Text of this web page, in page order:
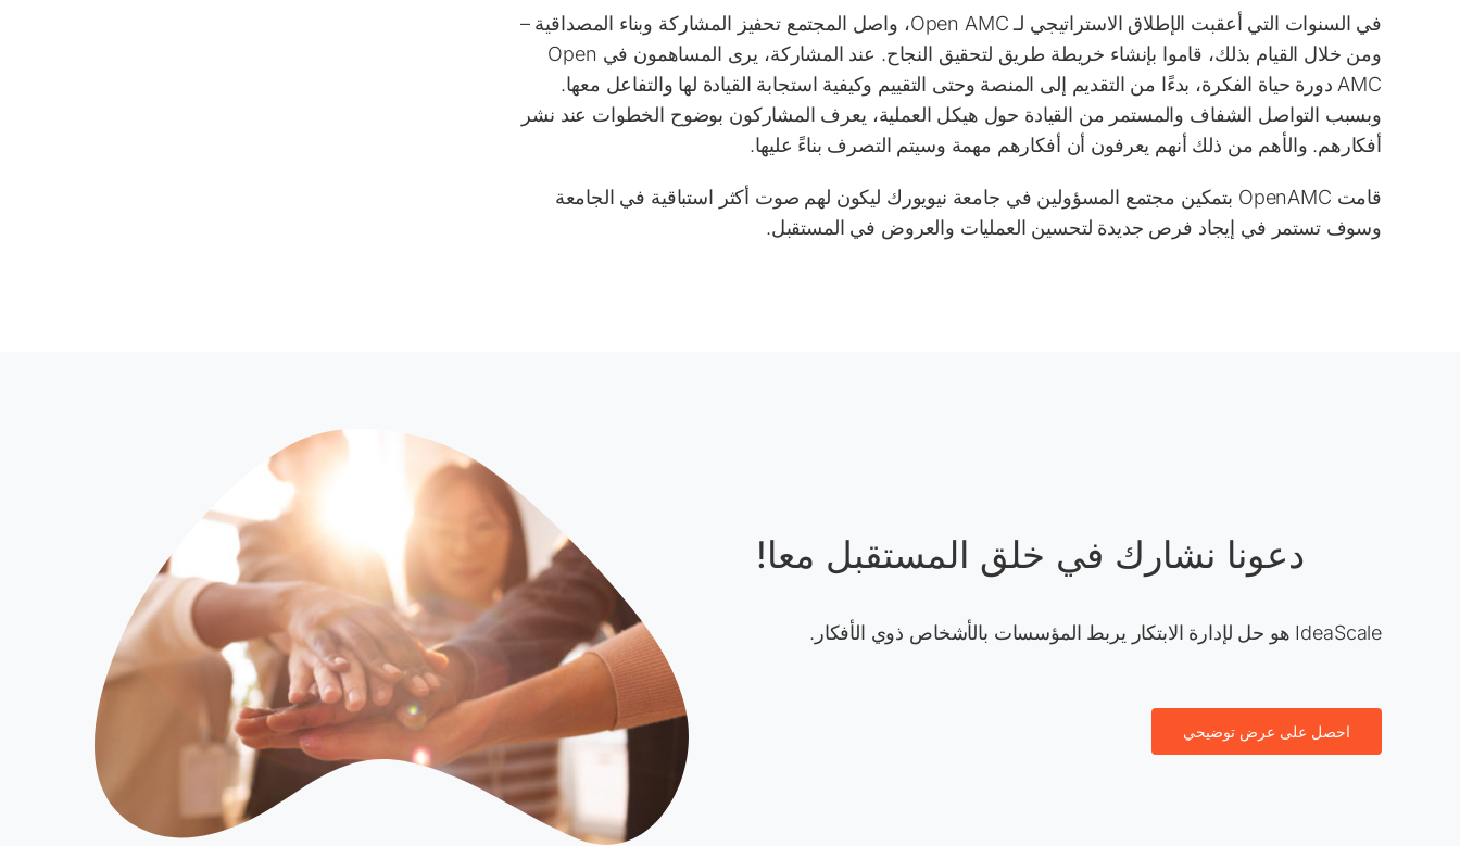
في السنوات التي أعقبت الإطلاق الاستراتيجي لـ Open AMC، واصل المجتمع تحفيز المشاركة وبناء المصداقية –
ومن خلال القيام بذلك، قاموا بإنشاء خريطة طريق لتحقيق النجاح. عند المشاركة، يرى المساهمون في Open
AMC دورة حياة الفكرة، بدءًا من التقديم إلى المنصة وحتى التقييم وكيفية استجابة القيادة لها والتفاعل معها.
وبسبب التواصل الشفاف والمستمر من القيادة حول هيكل العملية، يعرف المشاركون بوضوح الخطوات عند نشر
أفكارهم. والأهم من ذلك أنهم يعرفون أن أفكارهم مهمة وسيتم التصرف بناءً عليها.
قامت OpenAMC بتمكين مجتمع المسؤولين في جامعة نيويورك ليكون لهم صوت أكثر استباقية في الجامعة
وسوف تستمر في إيجاد فرص جديدة لتحسين العمليات والعروض في المستقبل.
دعونا نشارك في خلق المستقبل معا!
IdeaScale هو حل لإدارة الابتكار يربط المؤسسات بالأشخاص ذوي الأفكار.
احصل على عرض توضيحي